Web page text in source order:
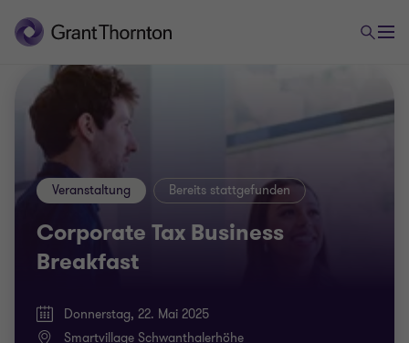
Corporate Tax Business
Breakfast
Veranstaltung Bereits stattgefunden
Donnerstag, 22. Mai 2025
smartvillage Schwanthalerhöhe